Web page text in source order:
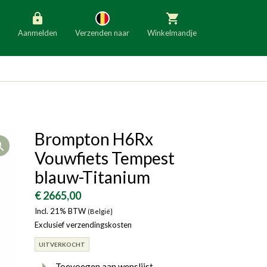
Aanmelden Verzenden naar
Slovenië Italië
Denemarken Finland
Bulgarije
Winkelmandje
Open
Brompton H6Rx
Vouwfiets Tempest
blauw-Titanium
€ 2665,00
Incl. 21% BTW (België}
Exclusief verzendingskosten
UITVERKOCHT